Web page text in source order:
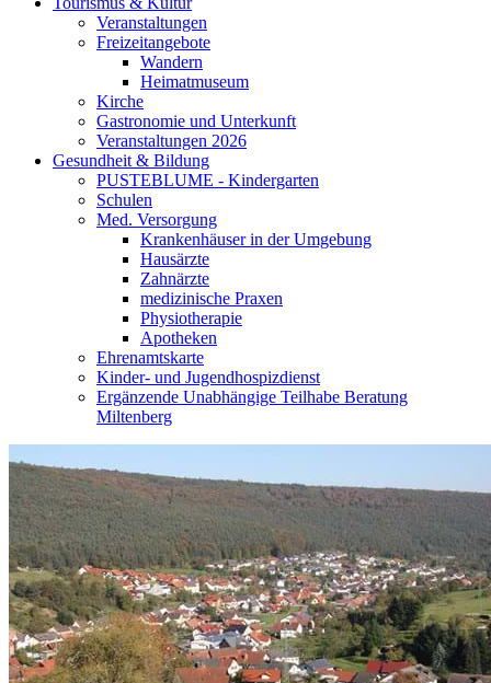
Veranstaltungen
Freizeitangebote
Wandern
Heimatmuseum
Kirche
Gastronomie und Unterkunft
Veranstaltungen 2026
Gesundheit & Bildung
PUSTEBLUME - Kindergarten
Schulen
Med. Versorgung
Krankenhäuser in der Umgebung
Hausärzte
Zahnärzte
medizinische Praxen
Physiotherapie
Apotheken
Ehrenamtskarte
Kinder- und Jugendhospizdienst
Ergänzende Unabhängige Teilhabe Beratung
Miltenberg